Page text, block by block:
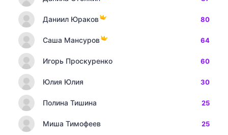
Даниил Юраков 80
Саша Мансуров 64
Игорь Проскуренко 60
Юлия Юлия 30
Полина Тишина 25
Миша Тимофеев 25